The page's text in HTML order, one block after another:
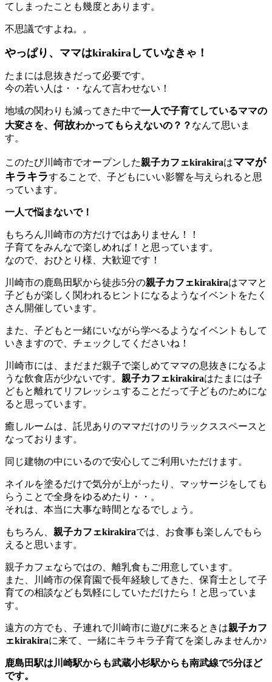
てしまったことも幾度とあります。
不思議ですよね。。
やっぱり、ママはkirakiraしていなきゃ！
たまには息抜きだって必要です。
今の若い人は・・なんて言わせない！
地域の関わりも減ってきた中で一人で子育てしているママの
大変さを、 何故わかってもらえないの？？ なんて思いま
す。
このたび川崎市でオープンした親子カフェkirakiraはママが
キラキラすることで、子どもにいい影響を与えられると思
っています。
一人で悩まないで！
もちろん川崎市の方だけではありません！！
子育てをみんなで楽しめれば！と思っています。
なので、おひとり様、大歓迎です！
川崎市の鹿島田駅から徒歩5分の親子カフェkirakiraはママと
子どもが楽しく関われるヒントになるようなイベントをたく
さん開催しています。
また、子どもと一緒にいながら学べるようなイベントもして
いきますので、チェックしてくださいね！
川崎市には、まだまだ親子で楽しめてママの息抜きになるよ
うな飲食店が少ないです。 親子カフェkirakiraはたまには子
どもと離れてリフレッシュすることだって子どものためにな
ると思っています。
癒しルームは、託児ありのママだけのリラックススペースと
なっております。
同じ建物の中にいるので安心してご利用いただけます。
ネイルを塗るだけで気分が上がったり、マッサージをしても
らうことで全身をゆるめたり・・。
それは、本当に大事な時間となるでしょう。
もちろん、 親子カフェkirakiraでは、お食事も楽しんでもら
えると思います。
親子カフェならではの、離乳食もご用意しています。
また、川崎市の保育園で長年経験してきた、保育士として子
育ての相談なども気軽にしていただけたら！と思っていま
す。
遠方の方でも、子連れで川崎市に遊びに来るときは親子カフ
ェkirakiraに来て、一緒にキラキラ子育てを楽しみませんか♪
鹿島田駅は川崎駅からも武蔵小杉駅からも南武線で5分ほど
です。